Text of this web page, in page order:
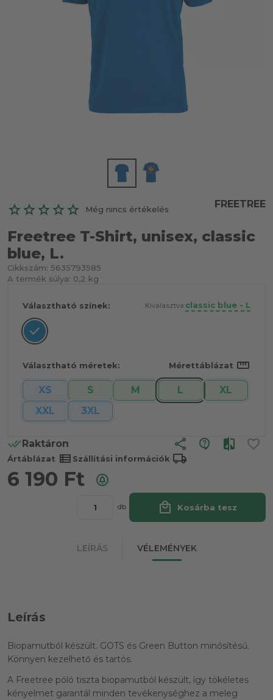
Még nincs értékelés FREETREE
Freetree T-Shirt, unisex, classic
blue, L.
Cikkszám: 5635793585
A termék súlya: 0,2 kg
Választható színek: Kiválasztva:classic blue - L
Választható méretek: Mérettáblázat straighten
XS S M L
XL
XXL
3XL
Raktáron share
Ártáblázat view_list Szállítási információk local_shipping
6 190 Ft
db local_mall Kosárba tesz
LEÍRÁS VÉLEMÉNYEK
Leírás
Biopamutból készült. GOTS és Green Button minősítésű.
Könnyen kezelhető és tartós.
A Freetree póló tiszta biopamutból készült, így tökéletes
kényelmet garantál minden tevékenységhez a meleg